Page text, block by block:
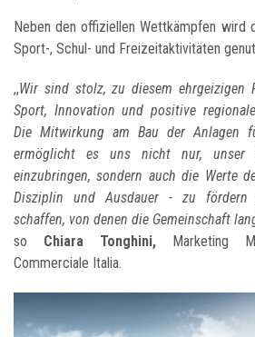
Neben den offiziellen Wettkämpfen wird
Sport-, Schul- und Freizeitaktivitäten
,,Wir sind stolz, zu diesem ehrgeizigen
Sport, Innovation und positive
Die Mitwirkung am Bau der Anlagen
ermöglicht es uns nicht nur, unser
einzubringen, sondern auch die Werte
Disziplin und Ausdauer - zu fördern
schaffen, von denen die Gemeinschaft
so Chiara Tonghini, Marketing
Commerciale Italia.